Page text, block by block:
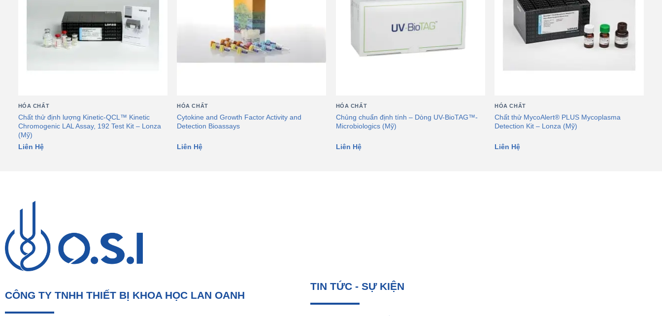
HÓA CHẤT
Chất thử định lượng Kinetic-QCL™ Kinetic
Chromogenic LAL Assay, 192 Test Kit – Lonza
(Mỹ)
Liên Hệ
HÓA CHẤT
Cytokine and Growth Factor Activity and
Detection Bioassays
Liên Hệ
HÓA CHẤT
Chủng chuẩn định tính – Dòng UV-BioTAG™-
Microbiologics (Mỹ)
Liên Hệ
HÓA CHẤT
Chất thử MycoAlert® PLUS Mycoplasma
Detection Kit – Lonza (Mỹ)
Liên Hệ
CÔNG TY TNHH THIẾT BỊ KHOA HỌC LAN OANH
TIN TỨC - SỰ KIỆN